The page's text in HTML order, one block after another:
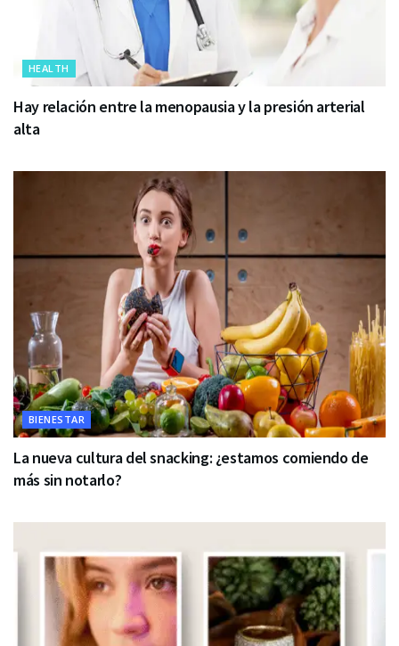
HEALTH
Hay relación entre la menopausia y la presión arterial
alta
BIENESTAR
La nueva cultura del snacking: ¿estamos comiendo de
más sin notarlo?